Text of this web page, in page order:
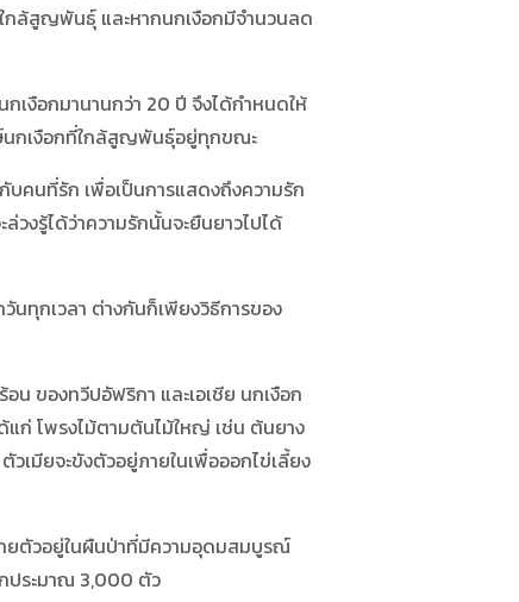
กล้สูญพันธุ์ และหากนกเงือกมีจำนวนลด
งือกมานานกว่า 20 ปี จึงได้กำหนดให้
ษ์นกเงือกที่ใกล้สูญพันธุ์อยู่ทุกขณะ
นที่รัก เพื่อเป็นการแสดงถึงความรัก
งรู้ได้ว่าความรักนั้นจะยืนยาวไปได้
ทุกเวลา ต่างกันก็เพียงวิธีการของ
ของทวีปอัฟริกา และเอเชีย นกเงือก
แก่ โพรงไม้ตามต้นไม้ใหญ่ เช่น ต้นยาง
เมียจะขังตัวอยู่ภายในเพื่อออกไข่เลี้ยง
ตัวอยู่ในผืนป่าที่มีความอุดมสมบูรณ์
ประมาณ 3,000 ตัว